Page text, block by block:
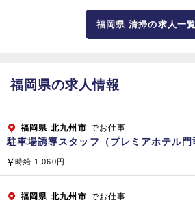
アセットマネジメント
宅地建物取引業：福岡県知事（4）第
建築物清掃業登録
北九州市防災協会
福岡県 清掃の求人一覧
福岡県の求人情報
福岡県 北九州市 でお仕事
駐車場誘導スタッフ（プレミアホテル門
時給 1,060円
福岡県 北九州市 でお仕事